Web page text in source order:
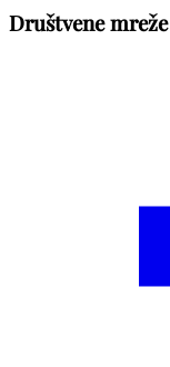
Društvene mreže